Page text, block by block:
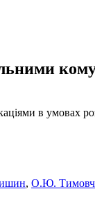
в умовах
, О.Ю.